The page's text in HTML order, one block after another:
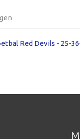
Red Devils - 25-